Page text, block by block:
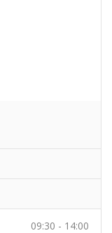
09:30 - 14:00